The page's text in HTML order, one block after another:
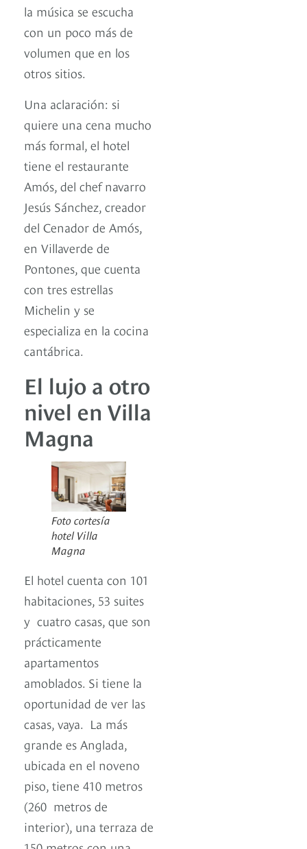
la música se escucha
con un poco más de
volumen que en los
otros sitios.
Una aclaración: si
quiere una cena mucho
más formal, el hotel
tiene el restaurante
Amós, del chef navarro
Jesús Sánchez, creador
del Cenador de Amós,
en Villaverde de
Pontones, que cuenta
con tres estrellas
Michelin y se
especializa en la cocina
cantábrica.
El lujo a otro
nivel en Villa
Magna
Foto cortesía
hotel Villa
Magna
El hotel cuenta con 101
habitaciones, 53 suites
y cuatro casas, que son
prácticamente
apartamentos
amoblados. Si tiene la
oportunidad de ver las
casas, vaya. La más
grande es Anglada,
ubicada en el noveno
piso, tiene 410 metros
(260 metros de
interior), una terraza de